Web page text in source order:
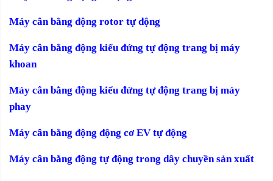
Máy cân bằng động rotor tự động
Máy cân bằng động kiểu đứng tự động trang bị máy
khoan
Máy cân bằng động kiểu đứng tự động trang bị máy
phay
Máy cân bằng động động cơ EV tự động
Máy cân bằng động tự động trong dây chuyền sản xuất